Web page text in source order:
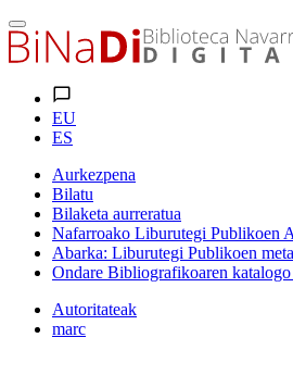
EU
ES
Aurkezpena
Bilatu
Bilaketa aurreratua
Nafarroako Liburutegi Publikoen
Abarka: Liburutegi Publikoen
Ondare Bibliografikoaren
Autoritateak
marc